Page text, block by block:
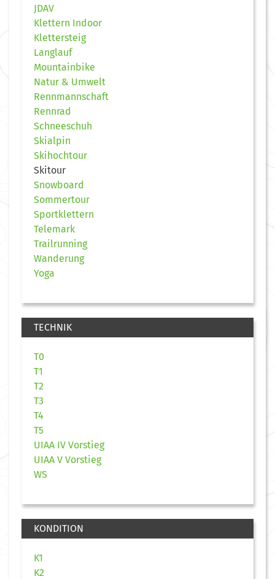
JDAV
Klettern Indoor
Klettersteig
Langlauf
Mountainbike
Natur & Umwelt
Rennmannschaft
Rennrad
Schneeschuh
Skialpin
Skihochtour
Skitour
Snowboard
Sommertour
Sportklettern
Telemark
Trailrunning
Wanderung
Yoga
TECHNIK
T0
T1
T2
T3
T4
T5
UIAA IV Vorstieg
UIAA V Vorstieg
WS
KONDITION
K1
K2